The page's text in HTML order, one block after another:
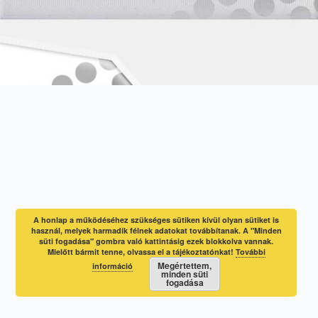
A honlap a működéséhez szükséges sütiken kívül olyan sütiket is
használ, melyek harmadik félnek adatokat továbbítanak. A "Minden
süti fogadása" gombra való kattintásig ezek blokkolva vannak.
Mielőtt bármit tenne, olvassa el a tájékoztatónkat! További
információ
Megértettem,
minden süti
fogadása